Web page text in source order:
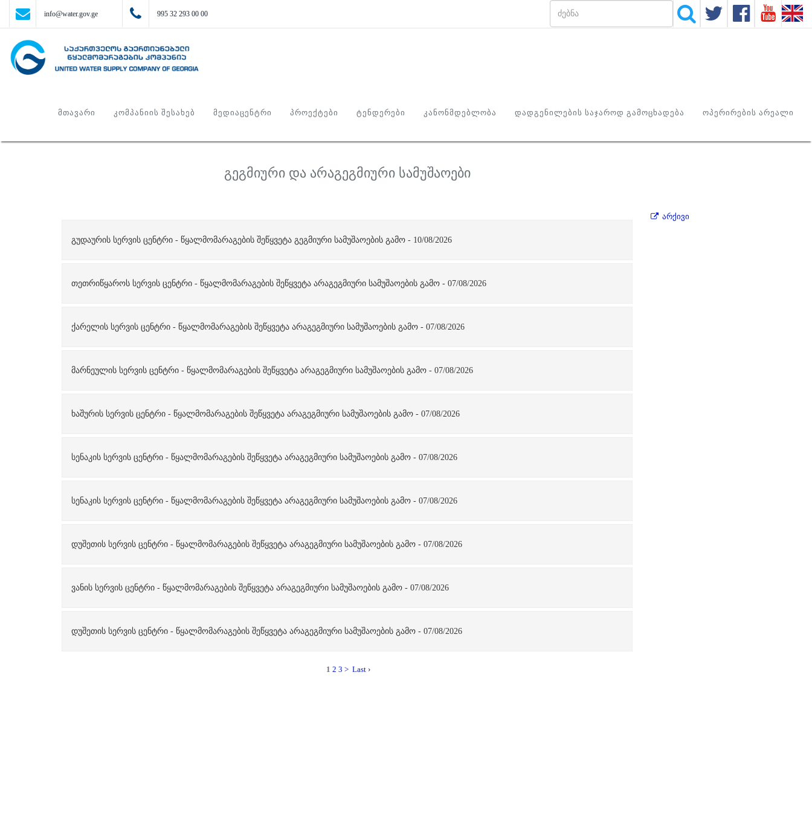
info@water.gov.ge 995 32 293 00 00
ᲛᲗᲐᲕᲐᲠᲘ ᲙᲝᲛᲞᲐᲜᲘᲘᲡ ᲨᲔᲡᲐᲮᲔᲑ ᲛᲔᲓᲘᲐᲪᲔᲜᲢᲠᲘ ᲞᲠᲝᲔᲥᲢᲔᲑᲘ ᲢᲔᲜᲓᲔᲠᲔᲑᲘ ᲙᲐᲜᲝᲜᲛᲓᲔᲑᲚᲝᲑᲐ ᲓᲐᲓᲒᲔᲜᲘᲚᲔᲑᲘᲡ ᲡᲐᲯᲐᲠᲝᲓ ᲒᲐᲛᲝᲪᲮᲐᲓᲔᲑᲐ ᲝᲞᲔᲠᲘᲠᲔᲑᲘᲡ ᲐᲠᲔᲐᲚᲘ
გეგმიური და არაგეგმიური სამუშაოები
გუდაურის სერვის ცენტრი - წყალმომარაგების შეწყვეტა გეგმიური სამუშაოების გამო - 10/08/2026
თეთრიწყაროს სერვის ცენტრი - წყალმომარაგების შეწყვეტა არაგეგმიური სამუშაოების გამო - 07/08/2026
ქარელის სერვის ცენტრი - წყალმომარაგების შეწყვეტა არაგეგმიური სამუშაოების გამო - 07/08/2026
მარნეულის სერვის ცენტრი - წყალმომარაგების შეწყვეტა არაგეგმიური სამუშაოების გამო - 07/08/2026
ხაშურის სერვის ცენტრი - წყალმომარაგების შეწყვეტა არაგეგმიური სამუშაოების გამო - 07/08/2026
სენაკის სერვის ცენტრი - წყალმომარაგების შეწყვეტა არაგეგმიური სამუშაოების გამო - 07/08/2026
სენაკის სერვის ცენტრი - წყალმომარაგების შეწყვეტა არაგეგმიური სამუშაოების გამო - 07/08/2026
დუშეთის სერვის ცენტრი - წყალმომარაგების შეწყვეტა არაგეგმიური სამუშაოების გამო - 07/08/2026
ვანის სერვის ცენტრი - წყალმომარაგების შეწყვეტა არაგეგმიური სამუშაოების გამო - 07/08/2026
დუშეთის სერვის ცენტრი - წყალმომარაგების შეწყვეტა არაგეგმიური სამუშაოების გამო - 07/08/2026
1 2 3 > Last ›
არქივი